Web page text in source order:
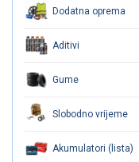
Dodatna oprema
Aditivi
Gume
Slobodno vrijeme
Akumulatori (lista)